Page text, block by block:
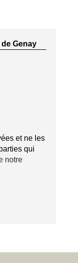
Genay
et ne les
qui
notre